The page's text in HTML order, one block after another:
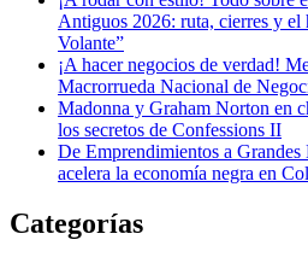
Antiguos 2026: ruta, cierres y el
Volante”
¡A hacer negocios de verdad!
Macrorrueda Nacional de
Madonna y Graham Norton en
los secretos de Confessions II
De Emprendimientos a
acelera la economía negra en
Categorías